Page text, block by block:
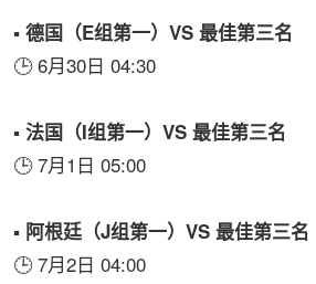
▪️ 德国（E组第一）VS 最佳第三名
🕒 6月30日 04:30
▪️ 法国（I组第一）VS 最佳第三名
🕒 7月1日 05:00
▪️ 阿根廷（J组第一）VS 最佳第三名
🕒 7月2日 04:00